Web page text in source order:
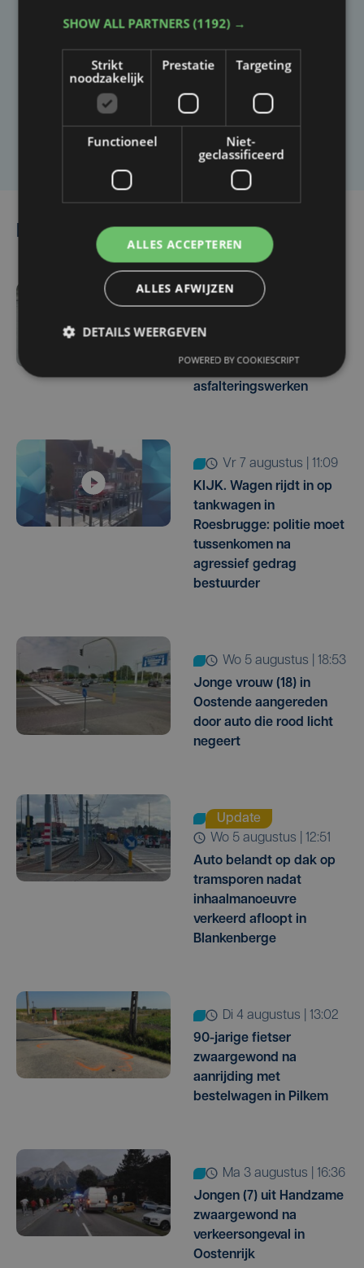
Taalfout opgemerkt?
Heb je een taal- of schrijffout opgemerkt in dit
Laat het ons weten
vr 7 augustus | 12:10
Afrit Oostkamp op E40
dicht door
asfalteringswerken
vr 7 augustus | 11:09
KIJK. Wagen rijdt in op
tankwagen in
Roesbrugge: politie moet
tussenkomen na
agressief gedrag
bestuurder
wo 5 augustus | 18:53
Jonge vrouw (18) in
Oostende aangereden
door auto die rood licht
negeert
Update
wo 5 augustus | 12:51
Auto belandt op dak op
tramsporen nadat
inhaalmanoeuvre
verkeerd afloopt in
Blankenberge
di 4 augustus | 13:02
90-jarige fietser
zwaargewond na
aanrijding met
bestelwagen in Pilkem
ma 3 augustus | 16:36
Jongen (7) uit Handzame
zwaargewond na
verkeersongeval in
Oostenrijk
SHOW ALL PARTNERS(1192) →
Strikt
noodzakelijk
Prestatie Targeting
Functioneel
Niet-
geclassificeerd
ALLES ACCEPTEREN
ALLES AFWIJZEN
DETAILS WEERGEVEN
POWERED BY COOKIESCRIPT